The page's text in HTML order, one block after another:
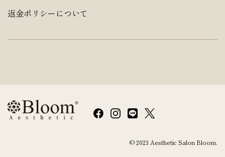
返金ポリシーについて
© 2023 Aesthetic Salon Bloom.